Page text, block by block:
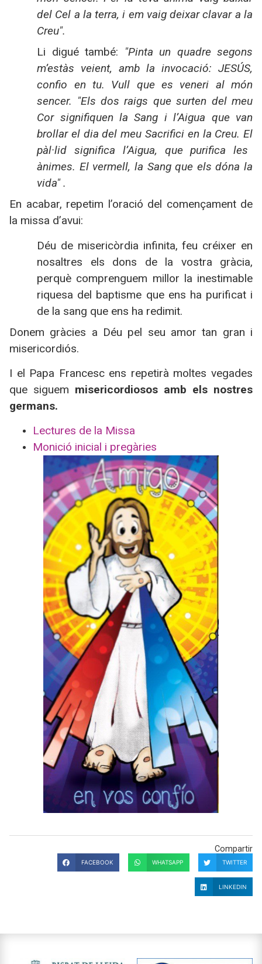
del Cel a la terra, i em vaig deixar clavar a la
Creu".
Li digué també:
"Pinta un quadre segons
m’estàs veient, amb la invocació: JESÚS,
confio en tu. Vull que es veneri al món
sencer. "Els dos raigs que surten del meu
Cor signifiquen la Sang i l’Aigua que van
brollar el dia del meu Sacrifici en la Creu. El
pàl·lid significa l’Aigua, que purifica les
ànimes. El vermell, la Sangque els dóna la
vida" .
En acabar, repetim l’oració del començament de
la missa d’avui:
Déu de misericòrdia infinita, feu créixer en
nosaltres els dons de la vostra gràcia,
perquè comprenguem millor la inestimable
riquesa del baptisme que ens ha purificat i
de la sang que ens ha redimit.
Donem gràcies a Déu pel seu amor tan gran i
misericordiós.
I el Papa Francesc ens repetirà moltes vegades
que siguem misericordiosos amb els nostres
germans.
Lectures de la Missa
Monició inicial i pregàries
Compartir
FACEBOOK WHATSAPP TWITTER
LINKEDIN